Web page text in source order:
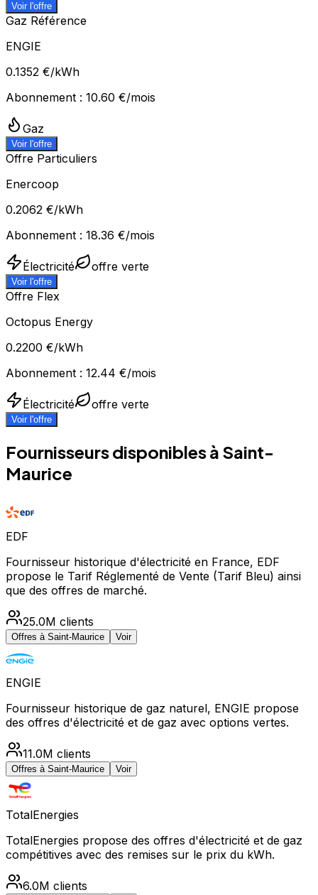
Voir l'offre
Gaz Référence
ENGIE
0.1352 €/kWh
Abonnement : 10.60 €/mois
Gaz
Voir l'offre
Offre Particuliers
Enercoop
0.2062 €/kWh
Abonnement : 18.36 €/mois
Électricité offre verte
Voir l'offre
Offre Flex
Octopus Energy
0.2200 €/kWh
Abonnement : 12.44 €/mois
Électricité offre verte
Voir l'offre
Fournisseurs disponibles à Saint-
Maurice
EDF
Fournisseur historique d'électricité en France, EDF
propose le Tarif Réglementé de Vente (Tarif Bleu) ainsi
que des offres de marché.
25.0M clients
Offres à Saint-Maurice Voir
ENGIE
Fournisseur historique de gaz naturel, ENGIE propose
des offres d'électricité et de gaz avec options vertes.
11.0M clients
Offres à Saint-Maurice Voir
TotalEnergies
TotalEnergies propose des offres d'électricité et de gaz
compétitives avec des remises sur le prix du kWh.
6.0M clients